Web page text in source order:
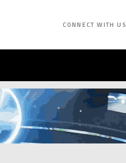
CONNECT WITH US